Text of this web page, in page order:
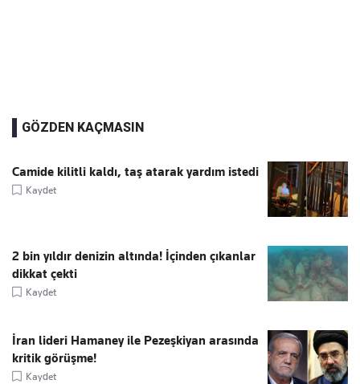
GÖZDEN KAÇMASIN
Camide kilitli kaldı, taş atarak yardım istedi
Kaydet
2 bin yıldır denizin altında! İçinden çıkanlar
dikkat çekti
Kaydet
İran lideri Hamaney ile Pezeşkiyan arasında
kritik görüşme!
Kaydet